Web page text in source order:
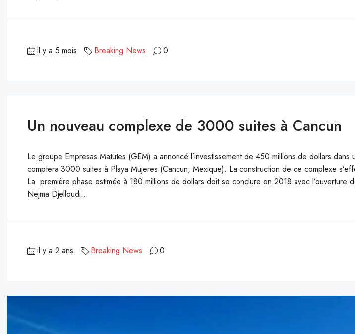
il y a 5 mois Breaking News 0
Un nouveau complexe de 3000 suites à Cancun
Le groupe Empresas Matutes (GEM) a annoncé l’investissement de 450 millions de dollars dans
comptera 3000 suites à Playa Mujeres (Cancun, Mexique). La construction de ce complexe
La première phase estimée à 180 millions de dollars doit se conclure en 2018 avec l’ouverture
Nejma Djelloudi...
il y a 2 ans Breaking News 0